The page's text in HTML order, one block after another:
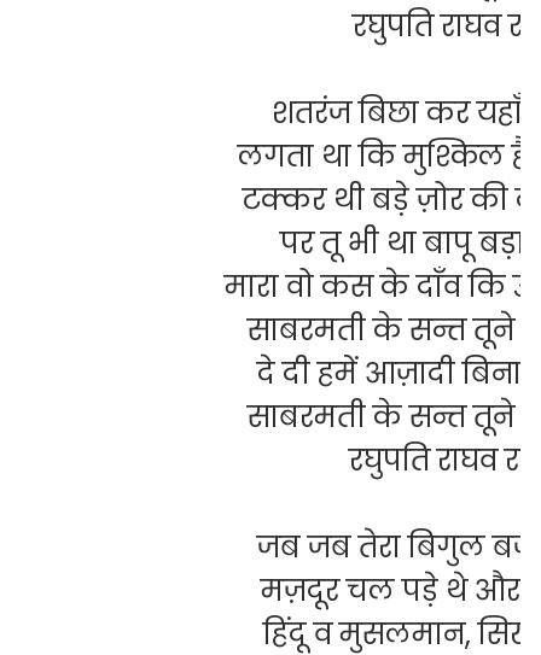
रघुपति राघव
शतरंज बिछा कर यहाँ
लगता था कि मुश्किल है
टक्कर थी बड़े ज़ोर की
पर तू भी था बापू बड़ा
मारा वो कस के दाँव कि
साबरमती के सन्त तूने
दे दी हमें आज़ादी बिना
साबरमती के सन्त तूने
रघुपति राघव
जब जब तेरा बिगुल
मज़दूर चल पड़े थे और
हिंदू व मुसलमान,सिख